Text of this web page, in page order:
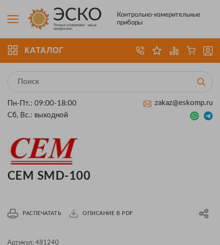
Контрольно-измерительные
приборы
КАТАЛОГ
Пн-Пт.: 09:00-18:00
Сб, Вс.: выходной
zakaz@eskomp.ru
CEM SMD-100
РАСПЕЧАТАТЬ ОПИСАНИЕ В PDF
Артикул: 481240